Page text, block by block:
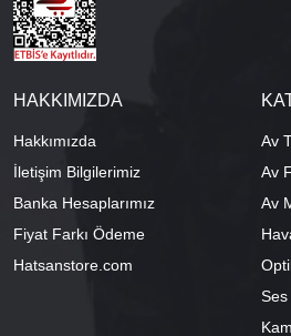
HAKKIMIZDA
Hakkımızda
İletişim Bilgilerimiz
Banka Hesaplarımız
Fiyat Farkı Ödeme
Hatsanstore.com
Av
Av
Av
Ses